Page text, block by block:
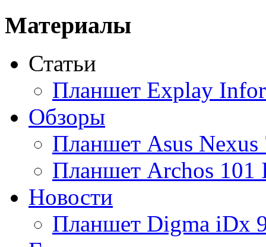
Acme
Ainol
Altinet
Amazon
Amber(4)
Ampe
Apache
Apple(9)
Материалы
Статьи
Планшет Explay
Обзоры
Планшет Asus Nexus
Планшет Archos 101
Новости
Планшет Digma iDx